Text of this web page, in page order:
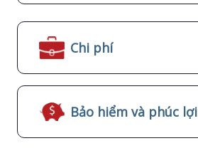
Chi phí
Bảo hiểm và phúc lợi